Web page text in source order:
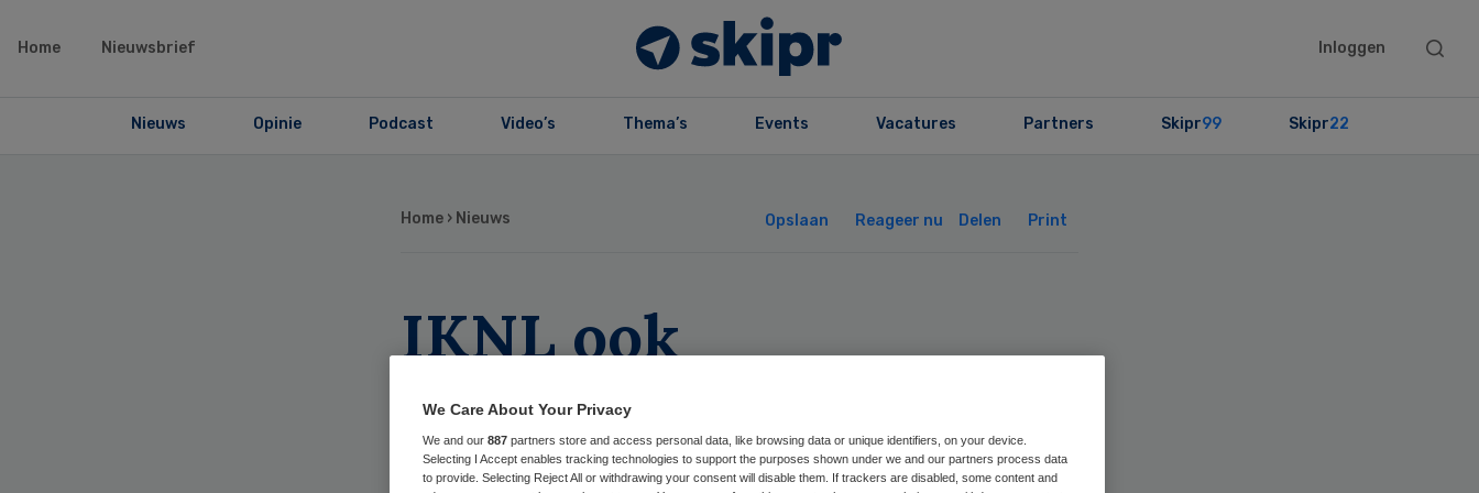
Home Nieuwsbrief Inloggen
Search
Nieuws Opinie Podcast Video’s Thema’s Events Vacatures Partners Skipr99 Skipr22
Home › Nieuws Opslaan Reageer nu Delen Print
IKNL ook
expertisecentrum
palliatieve zorg
We Care About Your Privacy
We and our 887 partners store and access personal data, like browsing data or unique identifiers, on your device.
Selecting I Accept enables tracking technologies to support the purposes shown under we and our partners process data
to provide. Selecting Reject All or withdrawing your consent will disable them. If trackers are disabled, some content and